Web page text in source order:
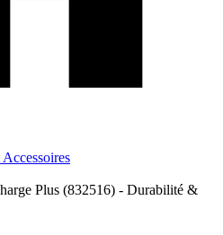
Plus (832516) - Durabilité &